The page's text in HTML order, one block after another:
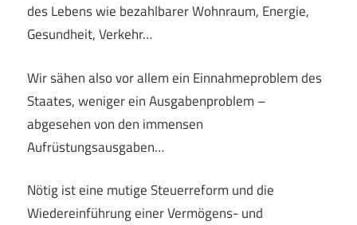
des Lebens wie bezahlbarer Wohnraum, Energie,
Gesundheit, Verkehr…
Wir sähen also vor allem ein Einnahmeproblem des
Staates, weniger ein Ausgabenproblem –
abgesehen von den immensen
Aufrüstungsausgaben…
Nötig ist eine mutige Steuerreform und die
Wiedereinführung einer Vermögens- und